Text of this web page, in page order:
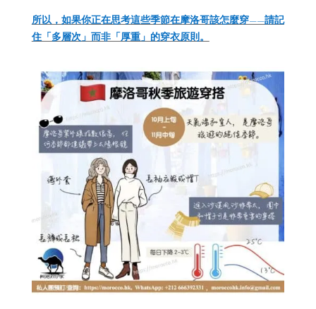
所以，如果你正在思考這些季節在摩洛哥該怎麼穿——請記
住「多層次」而非「厚重」的穿衣原則。